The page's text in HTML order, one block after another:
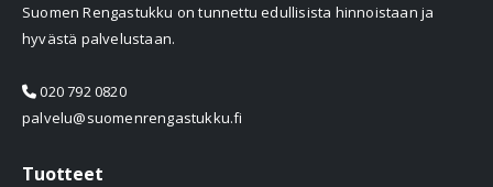
Suomen Rengastukku on tunnettu edullisista hinnoistaan ja
hyvästä palvelustaan.
020 792 0820
palvelu@suomenrengastukku.fi
Tuotteet